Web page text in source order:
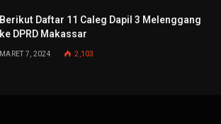
Berikut Daftar 11 Caleg Dapil 3 Melenggang
ke DPRD Makassar
MARET 7, 2024 2,103